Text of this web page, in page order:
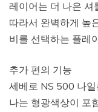
레이어는 더 나은 셔
따라서 완벽하게 높
비를 선택하는 플레
추가 편의 기능
세베로 NS 500 나
나는 형광색상이 포